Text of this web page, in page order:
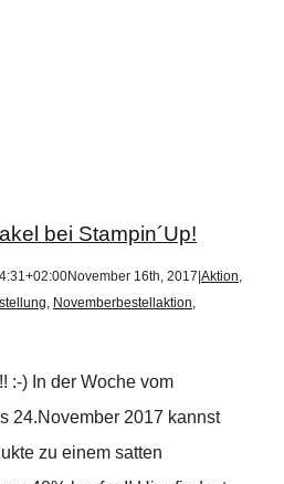
bei Stampin´Up!
November 16th, 2017 Aktion,
, Novemberbestellaktion,
:-) In der Woche vom
24.November 2017 kannst
zu einem satten